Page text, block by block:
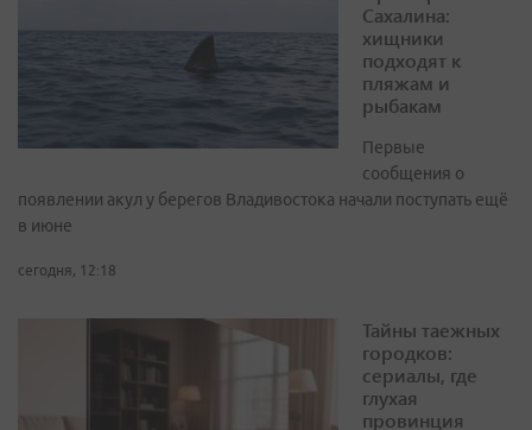
Сахалина:
хищники
подходят к
пляжам и
рыбакам
Первые
сообщения о
появлении акул у берегов Владивостока начали поступать ещё
в июне
сегодня, 12:18
Тайны таежных
городков:
сериалы, где
глухая
провинция